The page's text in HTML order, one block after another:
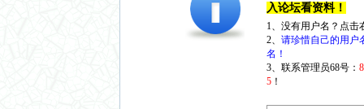
入论坛看资料！
1、没有用户名？点
2、 请珍惜自己的用户
名！
3、联系管理员68号：
5 ！